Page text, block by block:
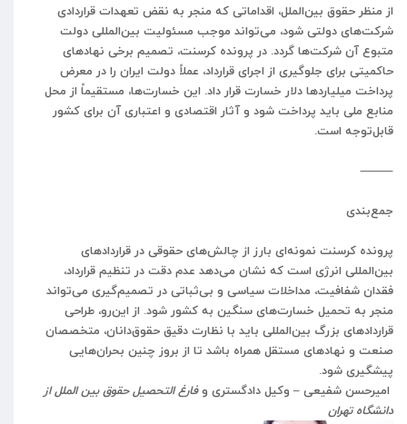
از منظر حقوق بین‌الملل، اقداماتی که منجر به نقض تعهدات قراردادی
شرکت‌های دولتی شود، می‌تواند موجب مسئولیت بین‌المللی دولت
متبوع آن شرکت‌ها گردد. در پرونده کرسنت، تصمیم برخی نهادهای
حاکمیتی برای جلوگیری از اجرای قرارداد، عملاً دولت ایران را در معرض
پرداخت میلیاردها دلار خسارت قرار داد. این خسارت‌ها، مستقیماً از محل
منابع ملی باید پرداخت شود و آثار اقتصادی و اعتباری آن برای کشور
قابل‌توجه است.
⸻
جمع‌بندی
پرونده کرسنت نمونه‌ای بارز از چالش‌های حقوقی در قراردادهای
بین‌المللی انرژی است که نشان می‌دهد عدم دقت در تنظیم قرارداد،
فقدان شفافیت، مداخلات سیاسی و بی‌ثباتی در تصمیم‌گیری می‌تواند
منجر به تحمیل خسارت‌های سنگین به کشور شود. از این‌رو، طراحی
قراردادهای بزرگ بین‌المللی باید با نظارت دقیق حقوق‌دانان، متخصصان
صنعت و نهادهای مستقل همراه باشد تا از بروز چنین بحران‌هایی
پیشگیری شود.
امیرحسنشفیعی–وکیلدادگستری وفارغ التحصیل حقوق بین الملل از
دانشگاه تهران